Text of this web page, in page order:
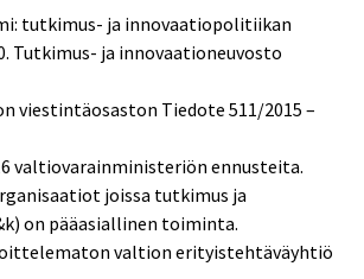
tutkimus- ja innovaatiopolitiikan
Tutkimus- ja innovaationeuvosto
viestintäosaston Tiedote 511/2015 –
valtiovarainministeriön ennusteita.
joissa tutkimus ja
on pääasiallinen toiminta.
valtion erityistehtäväyhtiö